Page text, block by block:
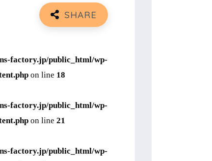
factory.jp/public_html/wp-
on line 18
factory.jp/public_html/wp-
on line 21
factory.jp/public_html/wp-